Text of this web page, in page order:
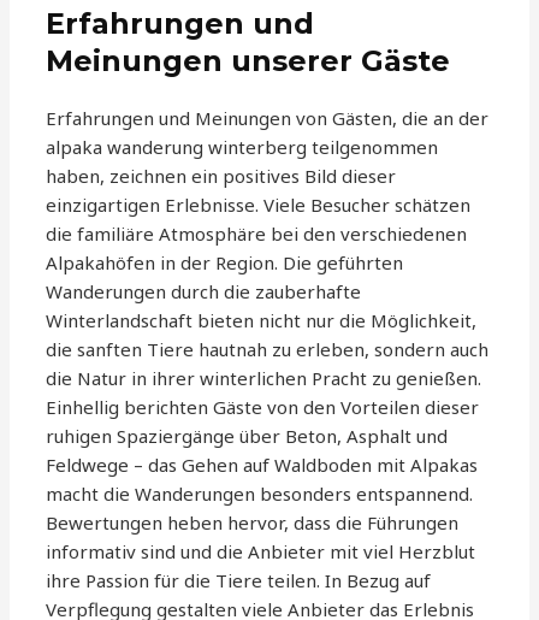
Erfahrungen und
Meinungen unserer Gäste
Erfahrungen und Meinungen von Gästen, die an der
alpaka wanderung winterberg teilgenommen
haben, zeichnen ein positives Bild dieser
einzigartigen Erlebnisse. Viele Besucher schätzen
die familiäre Atmosphäre bei den verschiedenen
Alpakahöfen in der Region. Die geführten
Wanderungen durch die zauberhafte
Winterlandschaft bieten nicht nur die Möglichkeit,
die sanften Tiere hautnah zu erleben, sondern auch
die Natur in ihrer winterlichen Pracht zu genießen.
Einhellig berichten Gäste von den Vorteilen dieser
ruhigen Spaziergänge über Beton, Asphalt und
Feldwege – das Gehen auf Waldboden mit Alpakas
macht die Wanderungen besonders entspannend.
Bewertungen heben hervor, dass die Führungen
informativ sind und die Anbieter mit viel Herzblut
ihre Passion für die Tiere teilen. In Bezug auf
Verpflegung gestalten viele Anbieter das Erlebnis